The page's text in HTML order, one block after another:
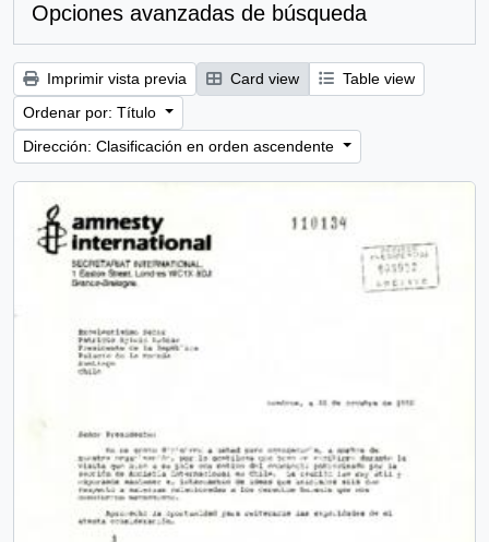
Opciones avanzadas de búsqueda
Imprimir vista previa Card view
Table view
Ordenar por: Título
Dirección: Clasificación en orden ascendente